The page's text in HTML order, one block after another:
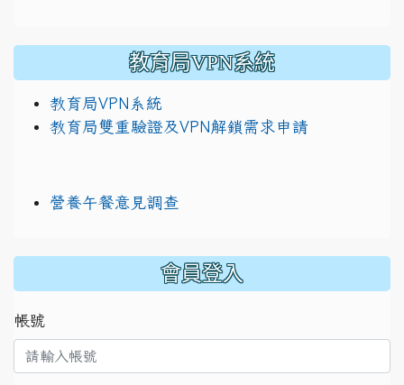
教育局VPN系統
教育局VPN系統
教育局雙重驗證及VPN解鎖需求申請
營養午餐意見調查
會員登入
帳號